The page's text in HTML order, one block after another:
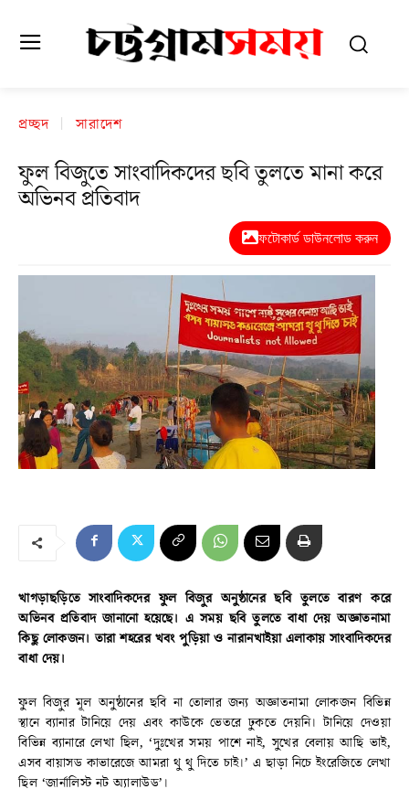
প্রচ্ছদ সারাদেশ
ফুল বিজুতে সাংবাদিকদের ছবি তুলতে মানা করে
অভিনব প্রতিবাদ
ফটোকার্ড ডাউনলোড করুন
খাগড়াছড়িতে সাংবাদিকদের ফুল বিজুর অনুষ্ঠানের ছবি তুলতে বারণ করে
অভিনব প্রতিবাদ জানানো হয়েছে। এ সময় ছবি তুলতে বাধা দেয় অজ্ঞাতনামা
কিছু লোকজন। তারা শহরের খবং পুড়িয়া ও নারানখাইয়া এলাকায় সাংবাদিকদের
বাধা দেয়।
ফুল বিজুর মূল অনুষ্ঠানের ছবি না তোলার জন্য অজ্ঞাতনামা লোকজন বিভিন্ন
স্থানে ব্যানার টানিয়ে দেয় এবং কাউকে ভেতরে ঢুকতে দেয়নি। টানিয়ে দেওয়া
বিভিন্ন ব্যানারে লেখা ছিল, ‘দুঃখের সময় পাশে নাই, সুখের বেলায় আছি ভাই,
এসব বায়াসড কাভারেজে আমরা থু থু দিতে চাই।’ এ ছাড়া নিচে ইংরেজিতে লেখা
ছিল ‘জার্নালিস্ট নট অ্যালাউড’।